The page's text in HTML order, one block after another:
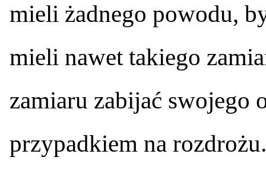
mieli żadnego powodu,
mieli nawet takiego
zamiaru zabijać swojego
przypadkiem na